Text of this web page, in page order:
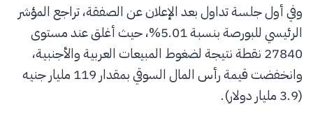
وفي أول جلسة تداول بعد الإعلان عن الصفقة، تراجع المؤشر
الرئيسي للبورصة بنسبة 5.01%، حيث أغلق عند مستوى
27840 نقطة نتيجة لضغوط المبيعات العربية والأجنبية،
وانخفضت قيمة رأس المال السوقي بمقدار 119 مليار جنيه
(3.9 مليار دولار).